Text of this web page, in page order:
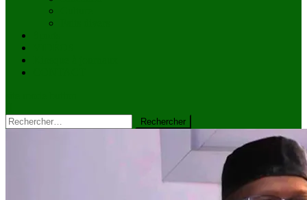
Rechercher :